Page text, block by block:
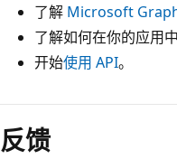
了解 Microsoft
了解如何在你的应用中
开始使用 API。
反馈